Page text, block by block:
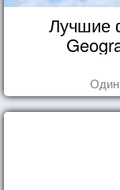
Лучшие
Один